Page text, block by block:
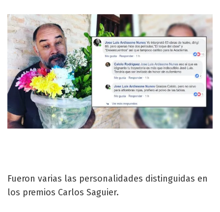
Fueron varias las personalidades distinguidas en
los premios Carlos Saguier.